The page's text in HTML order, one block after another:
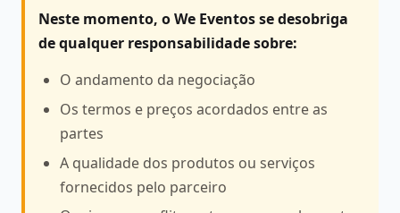
Neste momento, o We Eventos se desobriga
de qualquer responsabilidade sobre:
O andamento da negociação
Os termos e preços acordados entre as
partes
A qualidade dos produtos ou serviços
fornecidos pelo parceiro